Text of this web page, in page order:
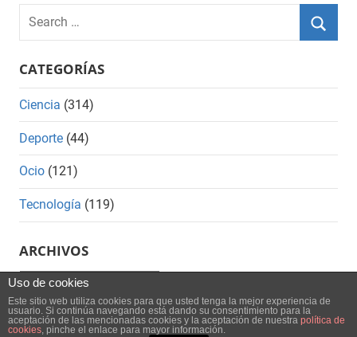
Search
CATEGORÍAS
Ciencia (314)
Deporte (44)
Ocio (121)
Tecnología (119)
ARCHIVOS
Archivos
WordPress Theme: Mercia by ThemeZee.
Uso de cookies
Este sitio web utiliza cookies para que usted tenga la mejor experiencia de
usuario. Si continúa navegando está dando su consentimiento para la
aceptación de las mencionadas cookies y la aceptación de nuestra política de
cookies, pinche el enlace para mayor información.